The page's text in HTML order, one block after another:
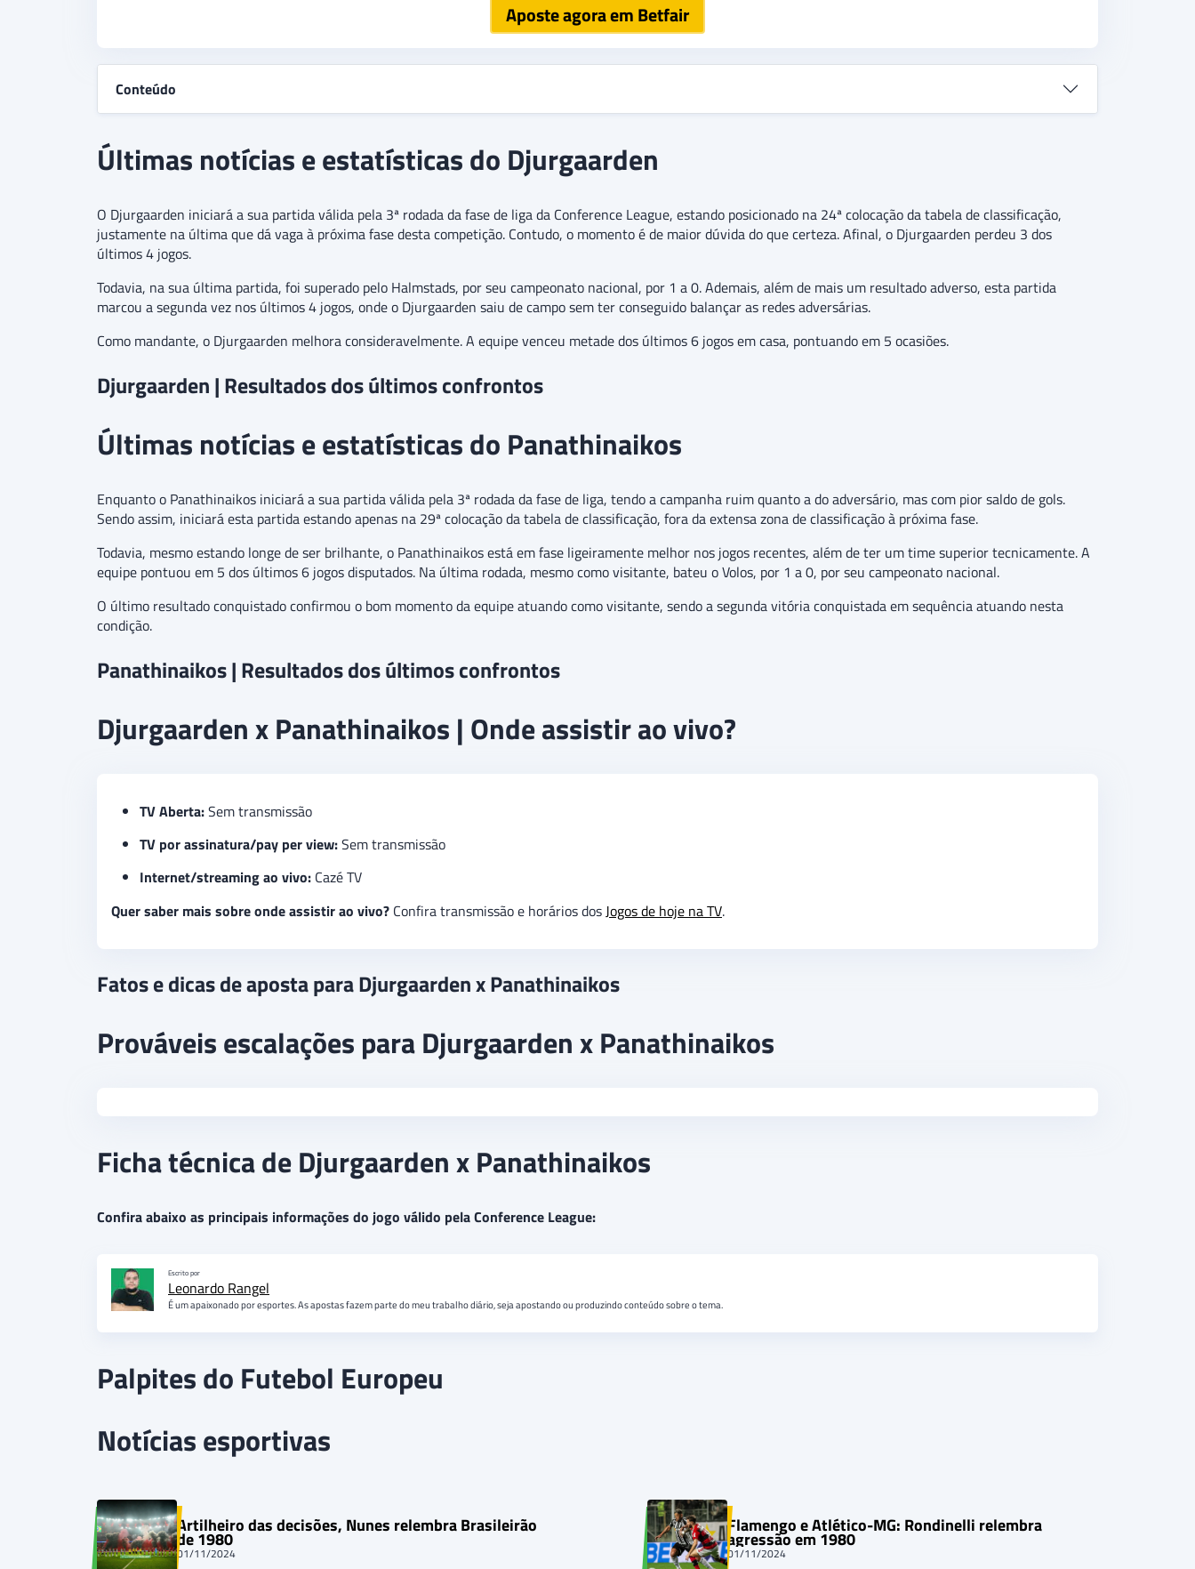
Aposte agora em Betfair
Conteúdo
Últimas notícias e estatísticas do Djurgaarden
O Djurgaarden iniciará a sua partida válida pela 3ª rodada da fase de liga da Conference League, estando posicionado na 24ª colocação da tabela de classificação,
justamente na última que dá vaga à próxima fase desta competição. Contudo, o momento é de maior dúvida do que certeza. Afinal, o Djurgaarden perdeu 3 dos
últimos 4 jogos.
Todavia, na sua última partida, foi superado pelo Halmstads, por seu campeonato nacional, por 1 a 0. Ademais, além de mais um resultado adverso, esta partida
marcou a segunda vez nos últimos 4 jogos, onde o Djurgaarden saiu de campo sem ter conseguido balançar as redes adversárias.
Como mandante, o Djurgaarden melhora consideravelmente. A equipe venceu metade dos últimos 6 jogos em casa, pontuando em 5 ocasiões.
Djurgaarden | Resultados dos últimos confrontos
Últimas notícias e estatísticas do Panathinaikos
Enquanto o Panathinaikos iniciará a sua partida válida pela 3ª rodada da fase de liga, tendo a campanha ruim quanto a do adversário, mas com pior saldo de gols.
Sendo assim, iniciará esta partida estando apenas na 29ª colocação da tabela de classificação, fora da extensa zona de classificação à próxima fase.
Todavia, mesmo estando longe de ser brilhante, o Panathinaikos está em fase ligeiramente melhor nos jogos recentes, além de ter um time superior tecnicamente. A
equipe pontuou em 5 dos últimos 6 jogos disputados. Na última rodada, mesmo como visitante, bateu o Volos, por 1 a 0, por seu campeonato nacional.
O último resultado conquistado confirmou o bom momento da equipe atuando como visitante, sendo a segunda vitória conquistada em sequência atuando nesta
condição.
Panathinaikos | Resultados dos últimos confrontos
Djurgaarden x Panathinaikos | Onde assistir ao vivo?
TV Aberta:Sem transmissão
TV por assinatura/pay per view:Sem transmissão
Internet/streaming ao vivo: Cazé TV
Quer saber mais sobre onde assistir ao vivo? Confira transmissão e horários dosJogos de hoje na TV.
Fatos e dicas de aposta para Djurgaarden x Panathinaikos
Prováveis escalações para Djurgaarden x Panathinaikos
Ficha técnica de Djurgaarden x Panathinaikos
Confira abaixo as principais informações do jogo válido pela Conference League:
Escrito por
Leonardo Rangel
É um apaixonado por esportes. As apostas fazem parte do meu trabalho diário, seja apostando ou produzindo conteúdo sobre o tema.
Palpites do Futebol Europeu
Notícias esportivas
Artilheiro das decisões, Nunes relembra Brasileirão
de 1980
01/11/2024
Flamengo e Atlético-MG: Rondinelli relembra
agressão em 1980
01/11/2024